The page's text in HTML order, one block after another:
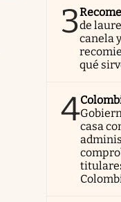
3de
canela
qué
4casa